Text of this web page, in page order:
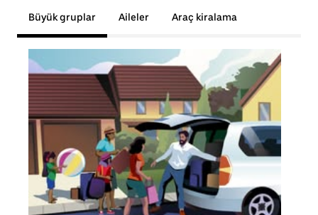
Büyük gruplar Aileler Araç kiralama